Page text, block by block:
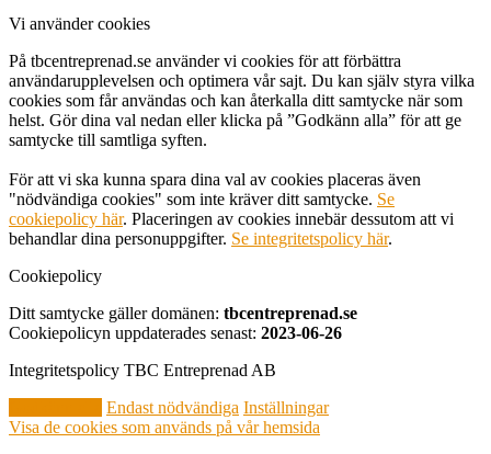
Vi använder cookies
På tbcentreprenad.se använder vi cookies för att förbättra
användarupplevelsen och optimera vår sajt. Du kan själv styra vilka
cookies som får användas och kan återkalla ditt samtycke när som
helst. Gör dina val nedan eller klicka på ”Godkänn alla” för att ge
samtycke till samtliga syften.
För att vi ska kunna spara dina val av cookies placeras även
"nödvändiga cookies" som inte kräver ditt samtycke. Se
cookiepolicy här. Placeringen av cookies innebär dessutom att vi
behandlar dina personuppgifter. Se integritetspolicy här.
Cookiepolicy
Ditt samtycke gäller domänen: tbcentreprenad.se
Cookiepolicyn uppdaterades senast: 2023-06-26
Integritetspolicy TBC Entreprenad AB
Endast nödvändiga Inställningar
Visa de cookies som används på vår hemsida